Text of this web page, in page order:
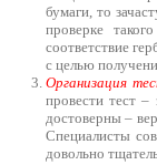
бумаги, то
проверке
соответствие
с целью
Организация
провести тест
достоверны –
Специалисты
довольно